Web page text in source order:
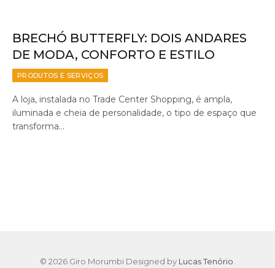
BRECHÓ BUTTERFLY: DOIS ANDARES
DE MODA, CONFORTO E ESTILO
PRODUTOS E SERVIÇOS
A loja, instalada no Trade Center Shopping, é ampla,
iluminada e cheia de personalidade, o tipo de espaço que
transforma…
© 2026 Giro Morumbi Designed by Lucas Tenório